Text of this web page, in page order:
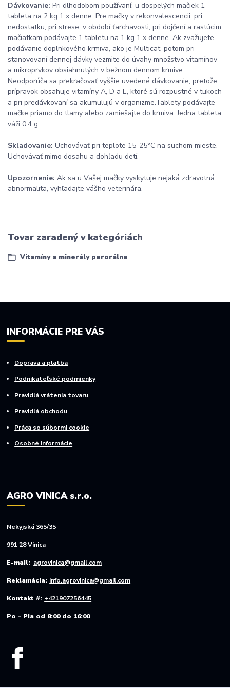
Dávkovanie: Pri dlhodobom používaní: u dospelých mačiek 1
tableta na 2 kg 1 x denne. Pre mačky v rekonvalescencii, pri
nedostatku, pri strese, v období ťarchavosti, pri dojčení a rastúcim
mačiatkam podávajte 1 tabletu na 1 kg 1 x denne. Ak zvažujete
podávanie doplnkového krmiva, ako je Multicat, potom pri
stanovovaní dennej dávky vezmite do úvahy množstvo vitamínov
a mikroprvkov obsiahnutých v bežnom dennom krmive.
Neodporúča sa prekračovať vyššie uvedené dávkovanie, pretože
prípravok obsahuje vitamíny A, D a E, ktoré sú rozpustné v tukoch
a pri predávkovaní sa akumulujú v organizme.Tablety podávajte
mačke priamo do tlamy alebo zamiešajte do krmiva. Jedna tableta
váži 0,4 g.
Skladovanie: Uchovávať pri teplote 15-25°C na suchom mieste.
Uchovávať mimo dosahu a dohľadu detí.
Upozornenie: Ak sa u Vašej mačky vyskytuje nejaká zdravotná
abnormalita, vyhľadajte vášho veterinára.
Tovar zaradený v kategóriách
Vitamíny a minerály perorálne
INFORMÁCIE PRE VÁS
Doprava a platba
Podnikateľské podmienky
Pravidlá vrátenia tovaru
Pravidlá obchodu
Práca so súbormi cookie
Osobné informácie
AGRO VINICA s.r.o.
Nekyjská 365/35
991 28 Vinica
E-mail: agrovinica@gmail.com
Reklamácia: info.agrovinica@gmail.com
Kontakt #: +421907256445
Po - Pia od 8:00 do 16:00